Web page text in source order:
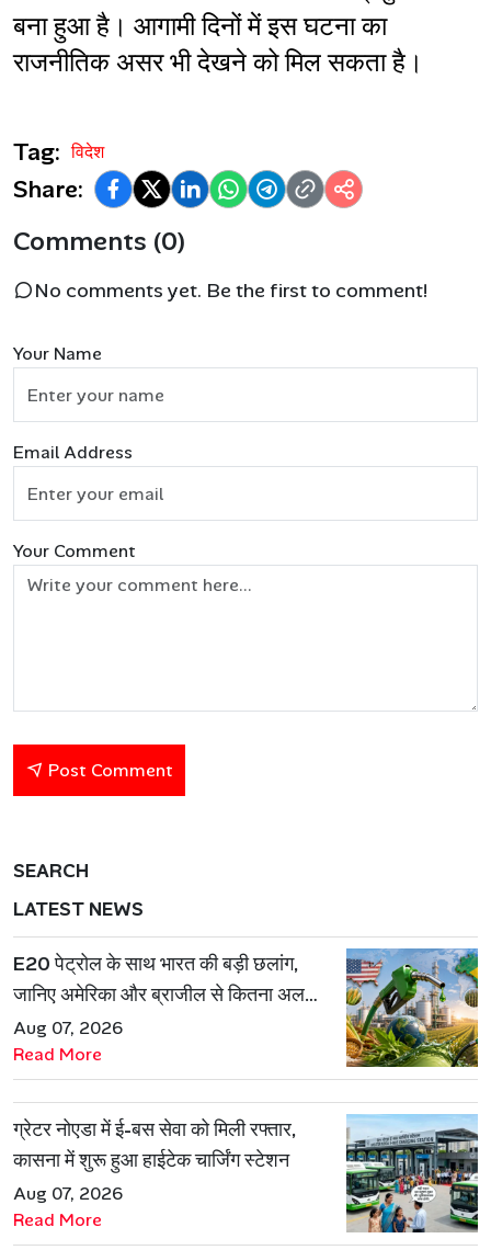
बना हुआ है। आगामी दिनों में इस घटना का
राजनीतिक असर भी देखने को मिल सकता है।
Tag: विदेश
Share:
Comments (0)
No comments yet. Be the first to comment!
Your Name
Email Address
Your Comment
Post Comment
SEARCH
LATEST NEWS
E20 पेट्रोल के साथ भारत की बड़ी छलांग,
जानिए अमेरिका और ब्राजील से कितना अलग
है एथेनॉल मॉडल
Aug 07, 2026
Read More
ग्रेटर नोएडा में ई-बस सेवा को मिली रफ्तार,
कासना में शुरू हुआ हाईटेक चार्जिंग स्टेशन
Aug 07, 2026
Read More